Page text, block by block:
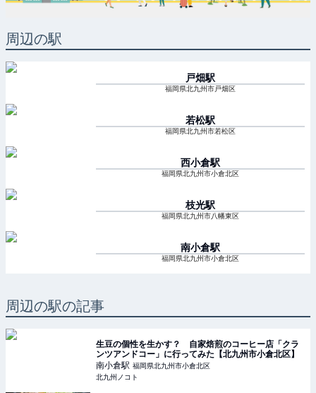
周辺の駅
戸畑駅
福岡県北九州市戸畑区
若松駅
福岡県北九州市若松区
西小倉駅
福岡県北九州市小倉北区
枝光駅
福岡県北九州市八幡東区
南小倉駅
福岡県北九州市小倉北区
周辺の駅の記事
生豆の個性を生かす？ 自家焙煎のコーヒー店「クラ
ンツアンドコー」に行ってみた【北九州市小倉北区】
南小倉駅 福岡県北九州市小倉北区
北九州ノコト